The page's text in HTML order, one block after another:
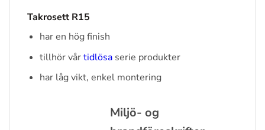
Takrosett R15
har en hög finish
tillhör vårtidlösaserie produkter
har låg vikt, enkel montering
Miljö- og